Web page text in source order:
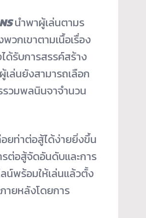
นำพาผู้เล่นตามร
วกเขาตามเนื้อเรื่อง
ด้รับการสรรค์สร้าง
เล่นยังสามารถเลือก
รวมพลนินจาจำนวน
ยท่าต่อสู้ได้ง่ายยิ่งขึ้น
ต่อสู้จัดอันดับและการ
น์พร้อมให้เล่นแล้วตั้ง
ายหลังโดยการ